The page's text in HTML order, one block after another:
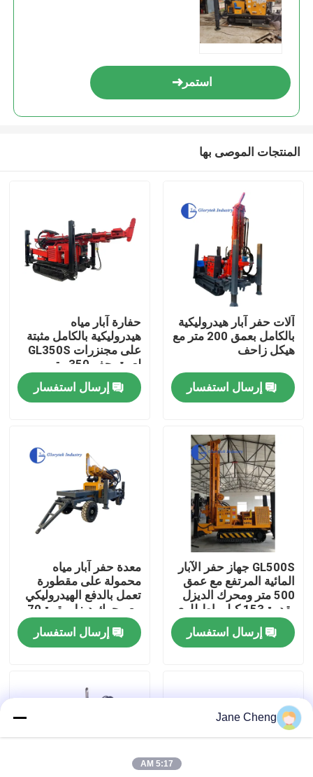
بيت
معلومات عنا
جولة في المعمل
رقابة جودة
أخبار
حالات
آلات الحفر
استمر
المنتجات الموصى بها
آلات حفر آبار هيدروليكية
بالكامل بعمق 200 متر مع
هيكل زاحف
إرسال استفسار
حفارة آبار مياه
هيدروليكية بالكامل مثبتة
على مجنزرات GL350S
لعمق حفر 350 متر
إرسال استفسار
GL500S جهاز حفر الآبار
المائية المرتفع مع عمق
500 متر ومحرك الديزل
بقدرة 153 كيلوواط للري
الزراعي
إرسال استفسار
معدة حفر آبار مياه
محمولة على مقطورة
تعمل بالدفع الهيدروليكي
مع محرك ديزل بقوة 70
كيلو وات لعمق حفر 260
مترًا
إرسال استفسار
Jane Cheng
5:17 AM